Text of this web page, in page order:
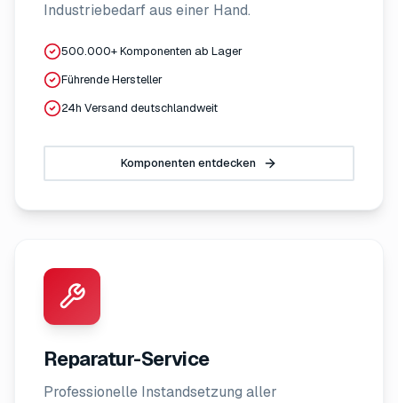
Industriebedarf aus einer Hand.
500.000+ Komponenten ab Lager
Führende Hersteller
24h Versand deutschlandweit
Komponenten entdecken
Reparatur-Service
Professionelle Instandsetzung aller